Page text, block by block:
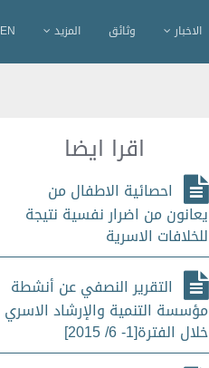
الاخبار وثائق المزيد EN
اقرا ايضا
احصائية الاطفال من
يعانون من اضرار نفسية نتيجة
للخلافات الاسرية
التقرير النصفي عن أنشطة
مؤسسة التنمية والإرشاد الاسري
خلال الفترة[1- 6/ 2015]